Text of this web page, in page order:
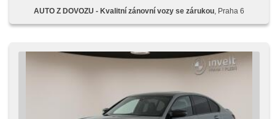
sportowe, isofix, elektryczna regulacja foteli, światła do
jazdy dziennej, lampy tylne LED, automatické přepínání
deszczu, czujnik reflektorów, el. opuszczane przednie
szyby, el. opuszczane szyby, przyciemniane szyby, el.
otwieranie bagażnika, centralny zamek, řazení pádly pod
natężenia podwozia, třízónová klimatizace, reflektory LED,
LED adaptivní světlomety, wyłączenie poduszki pasażera,
zamykanie centralne - zdalne, kanapa tylna dzielona, head-
AUTO Z DOVOZU - Kvalitní zánovní vozy se zárukou , Praha 6